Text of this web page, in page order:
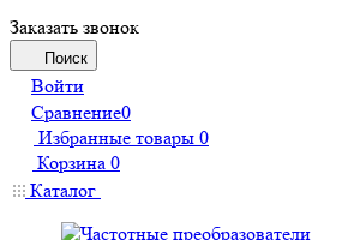
Заказать звонок
Поиск
Войти
Сравнение0
Избранные товары 0
Корзина 0
Каталог